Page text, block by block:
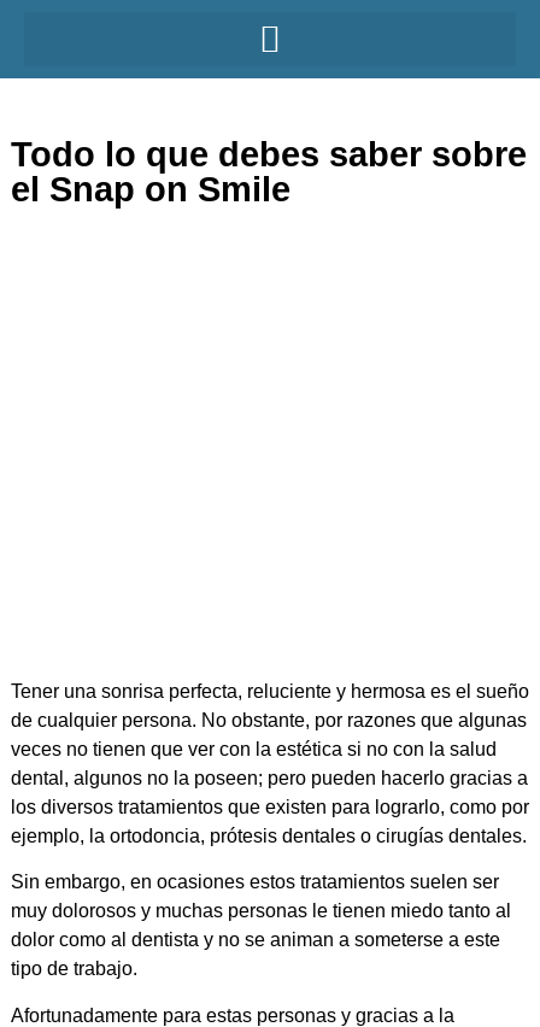
Todo lo que debes saber sobre
el Snap on Smile
Tener una sonrisa perfecta, reluciente y hermosa es el sueño
de cualquier persona. No obstante, por razones que algunas
veces no tienen que ver con la estética si no con la salud
dental, algunos no la poseen; pero pueden hacerlo gracias a
los diversos tratamientos que existen para lograrlo, como por
ejemplo, la ortodoncia, prótesis dentales o cirugías dentales.
Sin embargo, en ocasiones estos tratamientos suelen ser
muy dolorosos y muchas personas le tienen miedo tanto al
dolor como al dentista y no se animan a someterse a este
tipo de trabajo.
Afortunadamente para estas personas y gracias a la